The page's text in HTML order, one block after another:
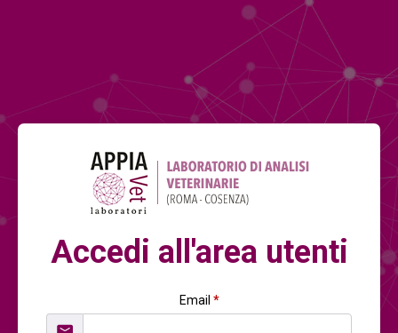
Accedi all'area utenti
Email *